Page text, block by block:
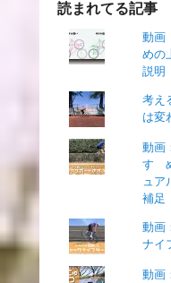
読まれてる記事
動画
めの
説明
考え
は変
動画
すゝ
ュア
補足
動画
ナイ
動画